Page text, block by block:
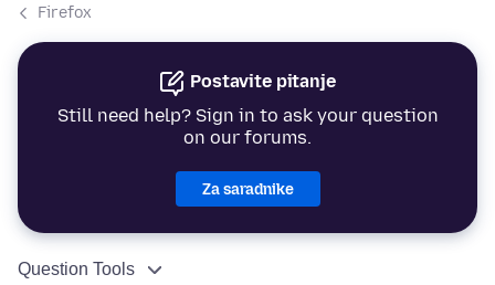
Firefox
Postavite pitanje
Still need help? Sign in to ask your question
on our forums.
Za saradnike
Question Tools